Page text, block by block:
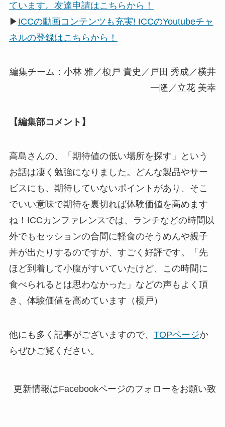
ています。友達申請はこちらから！
▶ ICCの動画コンテンツも充実! ICCのYoutubeチャ
ネルの登録はこちらから！
編集チーム：小林 雅／榎戸 貴史／戸田 秀成／横井
一隆／立花 美幸
【編集部コメント】
高島さんの、「期待値の低い場所を探す」という
お話は凄く勉強になりました。どんな製品やサー
ビスにも、期待していないポイントがあり、そこ
でいい意味で期待を裏切れば体験価値を高めます
ね！ICCカンファレンスでは、ランチなどの時間以
外でもセッションの合間に軽食のそうめんや親子
丼が出たりするのですが、すごく好評です。「先
ほど到着して小腹がすいていたけど、この時間に
食べられるとは思わなかった」などの声もよく頂
き、体験価値を高めています（榎戸）
他にも多く記事がございますので、 TOPページか
らぜひご覧ください。